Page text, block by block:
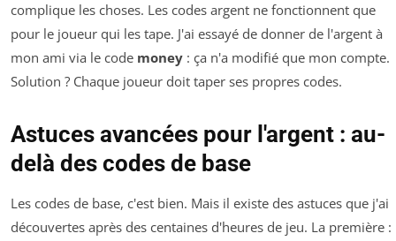
complique les choses. Les codes argent ne fonctionnent que
pour le joueur qui les tape. J'ai essayé de donner de l'argent à
mon ami via le code money : ça n'a modifié que mon compte.
Solution ? Chaque joueur doit taper ses propres codes.
Astuces avancées pour l'argent : au-
delà des codes de base
Les codes de base, c'est bien. Mais il existe des astuces que j'ai
découvertes après des centaines d'heures de jeu. La première :